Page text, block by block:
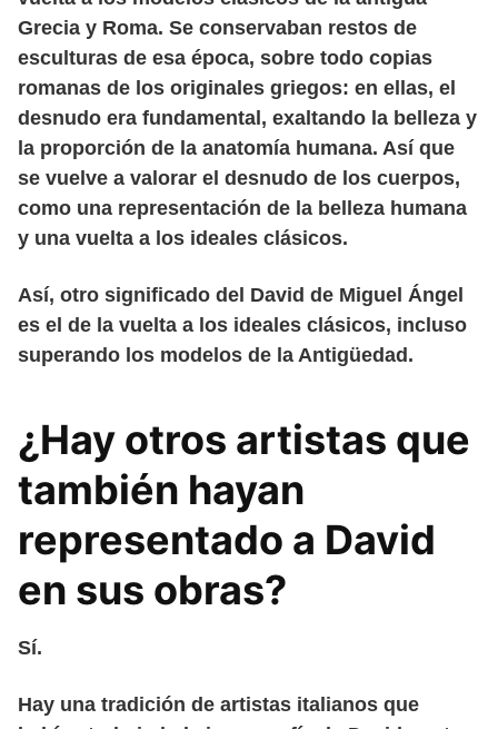
Grecia y Roma. Se conservaban restos de
esculturas de esa época, sobre todo copias
romanas de los originales griegos: en ellas, el
desnudo era fundamental, exaltando la belleza y
la proporción de la anatomía humana. Así que
se vuelve a valorar el desnudo de los cuerpos,
como una representación de la belleza humana
y una vuelta a los ideales clásicos.
Así, otro significado del David de Miguel Ángel
es el de la vuelta a los ideales clásicos, incluso
superando los modelos de la Antigüedad.
¿Hay otros artistas que
también hayan
representado a David
en sus obras?
Sí.
Hay una tradición de artistas italianos que